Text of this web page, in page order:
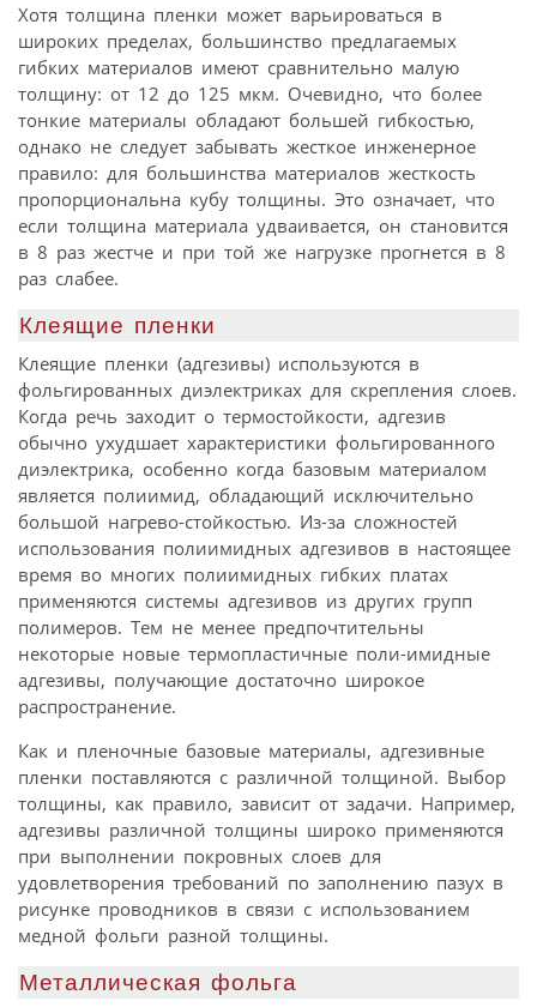
Хотя толщина пленки может варьироваться в
широких пределах, большинство предлагаемых
гибких материалов имеют сравнительно малую
толщину: от 12 до 125 мкм. Очевидно, что более
тонкие материалы обладают большей гибкостью,
однако не следует забывать жесткое инженерное
правило: для большинства материалов жесткость
пропорциональна кубу толщины. Это означает, что
если толщина материала удваивается, он становится
в 8 раз жестче и при той же нагрузке прогнется в 8
раз слабее.
Клеящие пленки
Клеящие пленки (адгезивы) используются в
фольгированных диэлектриках для скрепления слоев.
Когда речь заходит о термостойкости, адгезив
обычно ухудшает характеристики фольгированного
диэлектрика, особенно когда базовым материалом
является полиимид, обладающий исключительно
большой нагрево-стойкостью. Из-за сложностей
использования полиимидных адгезивов в настоящее
время во многих полиимидных гибких платах
применяются системы адгезивов из других групп
полимеров. Тем не менее предпочтительны
некоторые новые термопластичные поли-имидные
адгезивы, получающие достаточно широкое
распространение.
Как и пленочные базовые материалы, адгезивные
пленки поставляются с различной толщиной. Выбор
толщины, как правило, зависит от задачи. Например,
адгезивы различной толщины широко применяются
при выполнении покровных слоев для
удовлетворения требований по заполнению пазух в
рисунке проводников в связи с использованием
медной фольги разной толщины.
Металлическая фольга